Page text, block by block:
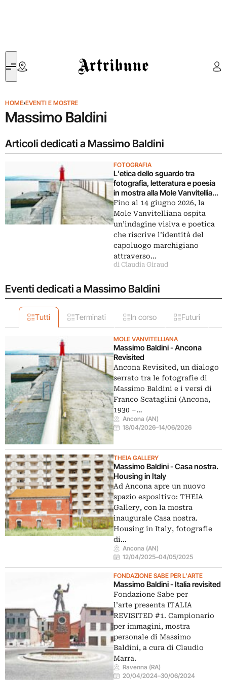
Artribune
HOME›EVENTI E MOSTRE
Massimo Baldini
Articoli dedicati a Massimo Baldini
FOTOGRAFIA
L’etica dello sguardo tra
fotografia, letteratura e poesia
in mostra alla Mole Vanvitelliana
di Ancona
Fino al 14 giugno 2026, la
Mole Vanvitelliana ospita
un’indagine visiva e poetica
che riscrive l’identità del
capoluogo marchigiano
attraverso…
di Claudia Giraud
Eventi dedicati a Massimo Baldini
Tutti Terminati In corso Futuri
MOLE VANVITELLIANA
Massimo Baldini - Ancona
Revisited
Ancona Revisited, un dialogo
serrato tra le fotografie di
Massimo Baldini e i versi di
Franco Scataglini (Ancona,
1930 –…
Ancona (AN)
18/04/2026–14/06/2026
THEIA GALLERY
Massimo Baldini - Casa nostra.
Housing in Italy
Ad Ancona apre un nuovo
spazio espositivo: THEIA
Gallery, con la mostra
inaugurale Casa nostra.
Housing in Italy, fotografie
di…
Ancona (AN)
12/04/2025–04/05/2025
FONDAZIONE SABE PER L'ARTE
Massimo Baldini - Italia revisited
Fondazione Sabe per
l’arte presenta ITALIA
REVISITED #1. Campionario
per immagini, mostra
personale di Massimo
Baldini, a cura di Claudio
Marra.
Ravenna (RA)
20/04/2024–30/06/2024